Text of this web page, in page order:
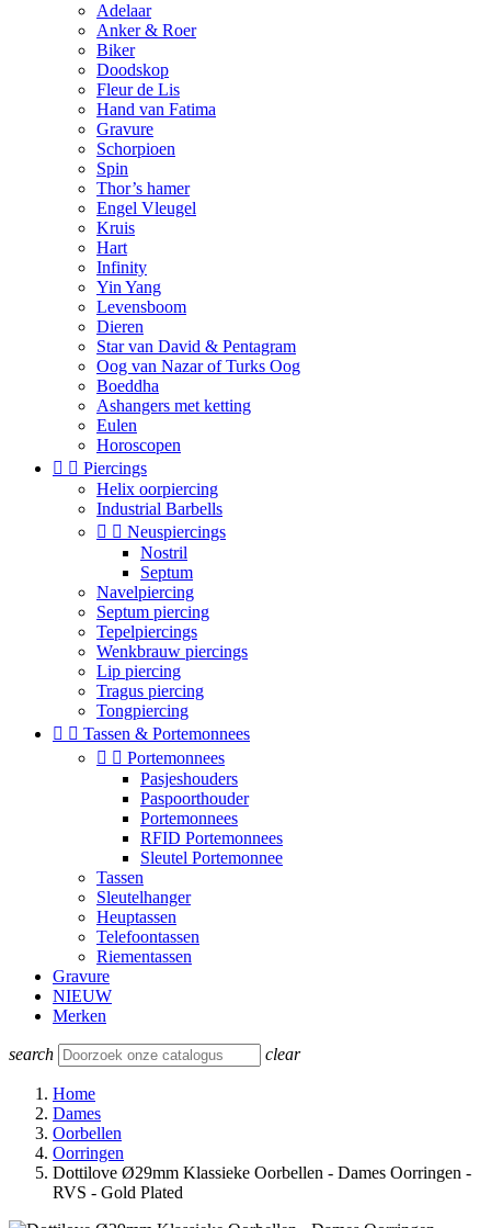
Adelaar
Anker & Roer
Biker
Doodskop
Fleur de Lis
Hand van Fatima
Gravure
Schorpioen
Spin
Thor’s hamer
Engel Vleugel
Kruis
Hart
Infinity
Yin Yang
Levensboom
Dieren
Star van David & Pentagram
Oog van Nazar of Turks Oog
Boeddha
Ashangers met ketting
Eulen
Horoscopen
  Piercings
Helix oorpiercing
Industrial Barbells
  Neuspiercings
Nostril
Septum
Navelpiercing
Septum piercing
Tepelpiercings
Wenkbrauw piercings
Lip piercing
Tragus piercing
Tongpiercing
  Tassen & Portemonnees
  Portemonnees
Pasjeshouders
Paspoorthouder
Portemonnees
RFID Portemonnees
Sleutel Portemonnee
Tassen
Sleutelhanger
Heuptassen
Telefoontassen
Riementassen
Gravure
NIEUW
Merken
search clear
Home
Dames
Oorbellen
Oorringen
Dottilove Ø29mm Klassieke Oorbellen - Dames Oorringen -
RVS - Gold Plated